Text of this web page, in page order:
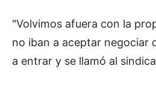
"Volvimos afuera con la
no iban a aceptar negociar
a entrar y se llamó al